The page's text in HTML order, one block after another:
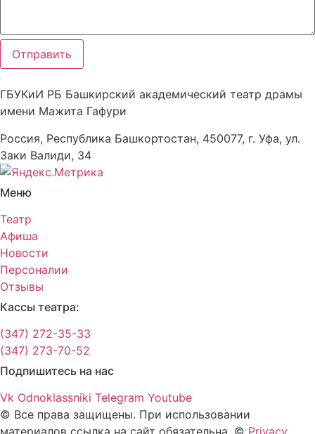
Отправить
ГБУКиИ РБ Башкирский академический театр драмы
имени Мажита Гафури
Россия, Республика Башкортостан, 450077, г. Уфа, ул.
Заки Валиди, 34
Меню
Театр
Афиша
Новости
Персоналии
Отзывы
Кассы театра:
(347) 272-35-33
(347) 273-70-52
Подпишитесь на нас
Vk Odnoklassniki Telegram Youtube
© Все права защищены. При использовании
материалов ссылка на сайт обязательна. © Privacy